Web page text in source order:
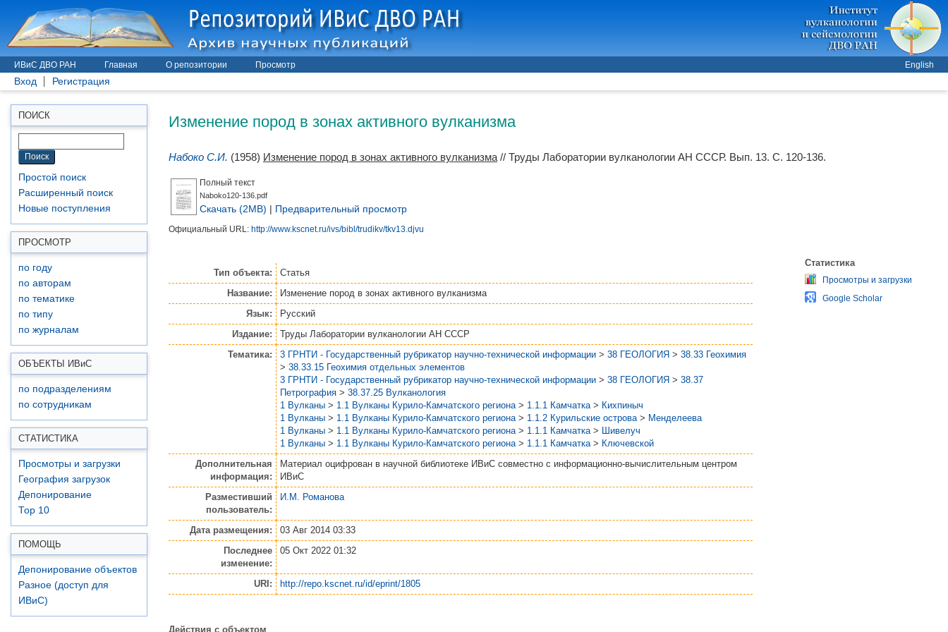
ИВиС ДВО РАН Главная О репозитории Просмотр English
Вход Регистрация
ПОИСК
Простой поиск
Расширенный поиск
Новые поступления
ПРОСМОТР
по году
по авторам
по тематике
по типу
по журналам
ОБЪЕКТЫ ИВиС
по подразделениям
по сотрудникам
СТАТИСТИКА
Просмотры и загрузки
География загрузок
Депонирование
Top 10
ПОМОЩЬ
Депонирование объектов
Разное (доступ для
ИВиС)
Изменение пород в зонах активного вулканизма
Набоко С.И. (1958) Изменение пород в зонах активного вулканизма // Труды Лаборатории вулканологии АН СССР. Вып. 13. С. 120-136.
Полный текст
Naboko120-136.pdf
Скачать (2MB) | Предварительный просмотр
Официальный URL: http://www.kscnet.ru/ivs/bibl/trudikv/tkv13.djvu
Тип объекта:
Статья
Название:
Изменение пород в зонах активного вулканизма
Язык:
Русский
Издание:
Труды Лаборатории вулканологии АН СССР
Тематика:
3 ГРНТИ - Государственный рубрикатор научно-технической информации > 38 ГЕОЛОГИЯ > 38.33 Геохимия
> 38.33.15 Геохимия отдельных элементов
3 ГРНТИ - Государственный рубрикатор научно-технической информации > 38 ГЕОЛОГИЯ > 38.37
Петрография > 38.37.25 Вулканология
1 Вулканы > 1.1 Вулканы Курило-Камчатского региона > 1.1.1 Камчатка > Кихпиныч
1 Вулканы > 1.1 Вулканы Курило-Камчатского региона > 1.1.2 Курильские острова > Менделеева
1 Вулканы > 1.1 Вулканы Курило-Камчатского региона > 1.1.1 Камчатка > Шивелуч
1 Вулканы > 1.1 Вулканы Курило-Камчатского региона > 1.1.1 Камчатка > Ключевской
Дополнительная
информация:
Материал оцифрован в научной библиотеке ИВиС совместно с информационно-вычислительным центром
ИВиС
Разместивший
пользователь:
И.М. Романова
Дата размещения:
03 Авг 2014 03:33
Последнее
изменение:
05 Окт 2022 01:32
URI: http://repo.kscnet.ru/id/eprint/1805
Действия с объектом
Статистика
Просмотры и загрузки
Google Scholar